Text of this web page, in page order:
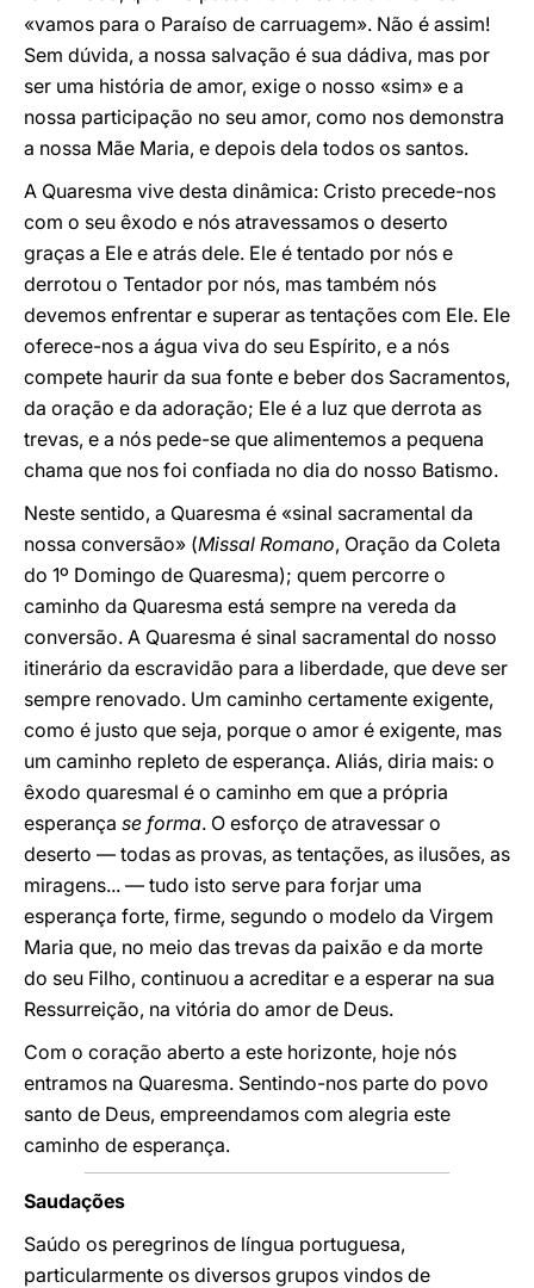
«vamos para o Paraíso de carruagem». Não é assim!
Sem dúvida, a nossa salvação é sua dádiva, mas por
ser uma história de amor, exige o nosso «sim» e a
nossa participação no seu amor, como nos demonstra
a nossa Mãe Maria, e depois dela todos os santos.
A Quaresma vive desta dinâmica: Cristo precede-nos
com o seu êxodo e nós atravessamos o deserto
graças a Ele e atrás dele. Ele é tentado por nós e
derrotou o Tentador por nós, mas também nós
devemos enfrentar e superar as tentações com Ele. Ele
oferece-nos a água viva do seu Espírito, e a nós
compete haurir da sua fonte e beber dos Sacramentos,
da oração e da adoração; Ele é a luz que derrota as
trevas, e a nós pede-se que alimentemos a pequena
chama que nos foi confiada no dia do nosso Batismo.
Neste sentido, a Quaresma é «sinal sacramental da
nossa conversão» (Missal Romano, Oração da Coleta
do 1º Domingo de Quaresma); quem percorre o
caminho da Quaresma está sempre na vereda da
conversão. A Quaresma é sinal sacramental do nosso
itinerário da escravidão para a liberdade, que deve ser
sempre renovado. Um caminho certamente exigente,
como é justo que seja, porque o amor é exigente, mas
um caminho repleto de esperança. Aliás, diria mais: o
êxodo quaresmal é o caminho em que a própria
esperança se forma. O esforço de atravessar o
deserto — todas as provas, as tentações, as ilusões, as
miragens... — tudo isto serve para forjar uma
esperança forte, firme, segundo o modelo da Virgem
Maria que, no meio das trevas da paixão e da morte
do seu Filho, continuou a acreditar e a esperar na sua
Ressurreição, na vitória do amor de Deus.
Com o coração aberto a este horizonte, hoje nós
entramos na Quaresma. Sentindo-nos parte do povo
santo de Deus, empreendamos com alegria este
caminho de esperança.
Saudações
Saúdo os peregrinos de língua portuguesa,
particularmente os diversos grupos vindos de